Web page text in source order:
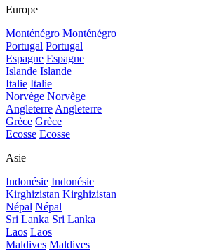
Europe
Monténégro Monténégro
Portugal Portugal
Espagne Espagne
Islande Islande
Italie Italie
Norvège Norvège
Angleterre Angleterre
Grèce Grèce
Ecosse Ecosse
Asie
Indonésie Indonésie
Kirghizistan Kirghizistan
Népal Népal
Sri Lanka Sri Lanka
Laos Laos
Maldives Maldives